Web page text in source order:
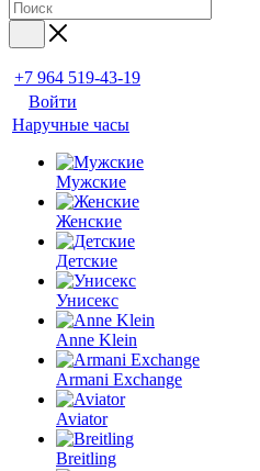
+7 964 519-43-19
Войти
Наручные часы
Мужские
Женские
Детские
Унисекс
Anne Klein
Armani Exchange
Aviator
Breitling